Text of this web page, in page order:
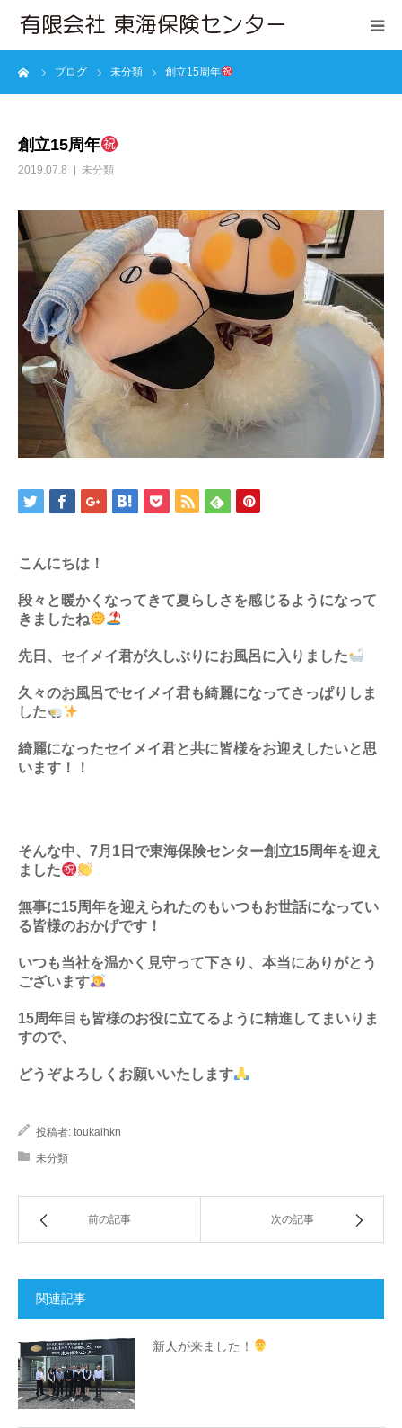
ブログ 未分類 創立15周年
創立15周年
2019.07.8 未分類
こんにちは！
段々と暖かくなってきて夏らしさを感じるようになって
きましたね
先日、セイメイ君が久しぶりにお風呂に入りました
久々のお風呂でセイメイ君も綺麗になってさっぱりしま
した
綺麗になったセイメイ君と共に皆様をお迎えしたいと思
います！！
そんな中、7月1日で東海保険センター創立15周年を迎え
ました
無事に15周年を迎えられたのもいつもお世話になってい
る皆様のおかげです！
いつも当社を温かく見守って下さり、本当にありがとう
ございます
15周年目も皆様のお役に立てるように精進してまいりま
すので、
どうぞよろしくお願いいたします
投稿者: toukaihkn
未分類
前の記事 次の記事
関連記事
新人が来ました！
会社案内
オンライン保険相談
勧誘方針
プライバシーポリシー
お問い合わせ